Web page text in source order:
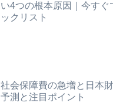
い4つの根本原因｜今すぐ
ックリスト
社会保障費の急増と日本
予測と注目ポイント